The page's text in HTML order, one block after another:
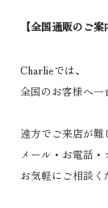
【全国通販のご案
Charlieでは、
全国のお客様へ一
遠方でご来店が難
メール・お電話・
お気軽にご相談く